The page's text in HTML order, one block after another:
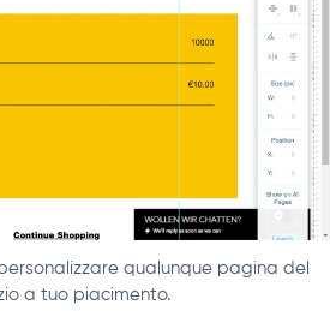
qualunque pagina del
a tuo piacimento.